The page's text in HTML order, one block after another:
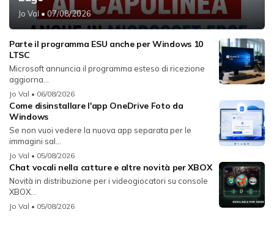
Jo Val • 07/08/2026
Parte il programma ESU anche per Windows 10
LTSC
Microsoft annuncia il programma esteso di ricezione
aggiorna...
Jo Val • 06/08/2026
Come disinstallare l'app OneDrive Foto da
Windows
Se non vuoi vedere la nuova app separata per le
immagini sal...
Jo Val • 05/08/2026
Chat vocali nella catture e altre novità per XBOX
Novità in distribuzione per i videogiocatori su console
XBOX...
Jo Val • 05/08/2026